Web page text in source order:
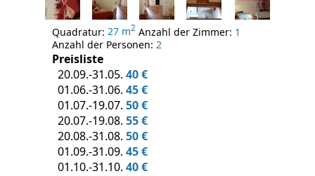
Quadratur: 27 m2 Anzahl der Zimmer: 1
Anzahl der Personen: 2
Preisliste
20.09.-31.05. 40 €
01.06.-31.06. 45 €
01.07.-19.07. 50 €
20.07.-19.08. 55 €
20.08.-31.08. 50 €
01.09.-31.09. 45 €
01.10.-31.10. 40 €